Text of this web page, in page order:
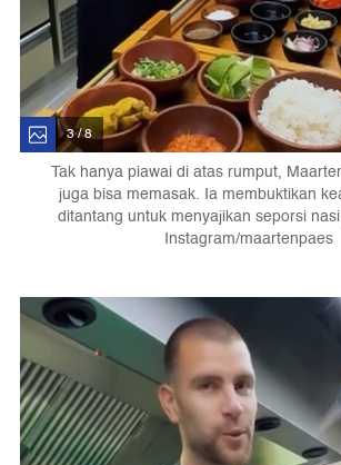
3 / 8
Tak hanya piawai di atas rumput,
juga bisa memasak. Ia membuktikan
ditantang untuk menyajikan seporsi
Instagram/maartenpaes